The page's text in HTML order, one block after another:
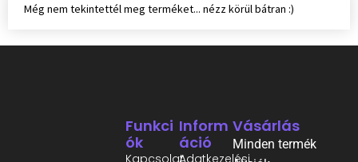
Még nem tekintettél meg terméket... nézz körül bátran :)
Inform
Áció
Adatkezelési
Funkci
Ók
Kapcsolat
Vásárlás
Minden termék